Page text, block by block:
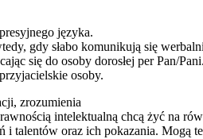
języka.
gdy słabo komunikują się
się do osoby dorosłej per Pan/Pani.
osoby.
zrozumienia
intelektualną chcą żyć na
i talentów oraz ich pokazania. Mogą